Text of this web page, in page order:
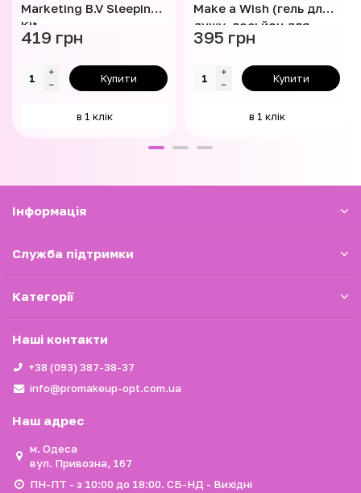
Marketing B.V Sleeping
Kit
419 грн
Купити
в 1 клік
Make a Wish (гель для
душу, лосьйон для
тіла, пудра для ванни)
395 грн
Купити
в 1 клік
Iнформація
Служба підтримки
Категорії
Наші контакти
+38 (093) 387-38-37
info@promakeup-opt.com.ua
Наш адрес
м. Одеса
вул. Привозна, 167
ПН-ПТ - з 10:00 до 18:00. СБ-НД - Вихідні